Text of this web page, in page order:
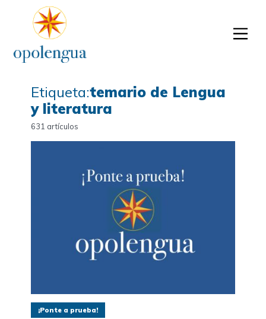
Etiqueta:temario de Lengua
y literatura
631 artículos
¡Ponte a prueba!